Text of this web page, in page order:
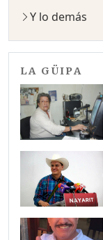
Y lo demás
LA GÜIPA